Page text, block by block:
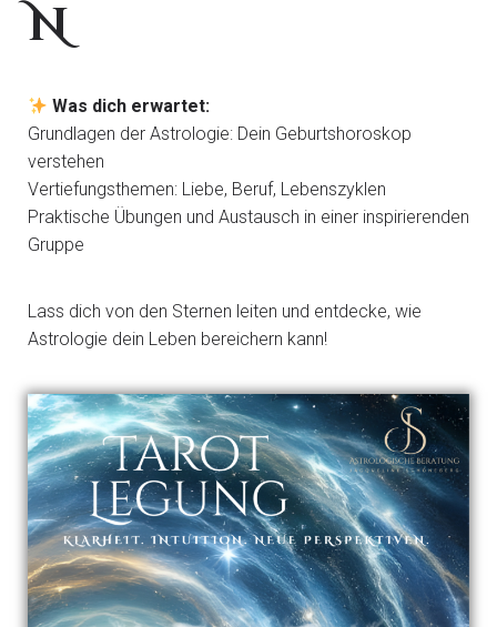
N
Was dich erwartet:
Grundlagen der Astrologie: Dein Geburtshoroskop
verstehen
Vertiefungsthemen: Liebe, Beruf, Lebenszyklen
Praktische Übungen und Austausch in einer inspirierenden
Gruppe
Lass dich von den Sternen leiten und entdecke, wie
Astrologie dein Leben bereichern kann!